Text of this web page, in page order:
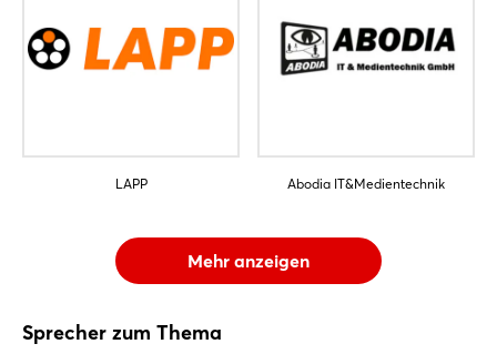
LAPP Abodia IT&Medientechnik
Mehr anzeigen
Sprecher zum Thema